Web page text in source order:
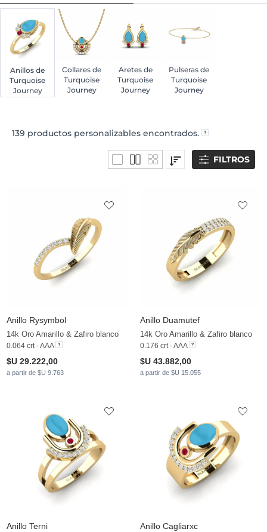
Anillos de
Turquoise
Journey
Collares de
Turquoise
Journey
Aretes de
Turquoise
Journey
Pulseras de
Turquoise
Journey
139 productos personalizables encontrados.
FILTROS
Anillo Rysymbol
14k Oro Amarillo & Zafiro blanco
0.064 crt - AAA
$U 29.222,00
a partir de $U 9.763
Anillo Duamutef
14k Oro Amarillo & Zafiro blanco
0.176 crt - AAA
$U 43.882,00
a partir de $U 15.055
Anillo Terni Anillo Cagliarxc